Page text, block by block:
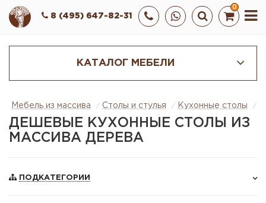
0
8 (495) 647-82-31
КАТАЛОГ МЕБЕЛИ
Мебель из массива Столы и стулья Кухонные столы
ДЕШЕВЫЕ КУХОННЫЕ СТОЛЫ ИЗ
МАССИВА ДЕРЕВА
ПОДКАТЕГОРИИ